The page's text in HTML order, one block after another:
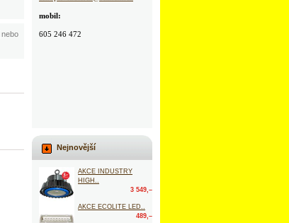
nebo
mobil:
605 246 472
Nejnovější
AKCE INDUSTRY
HIGH..
3 549,–
AKCE ECOLITE LED..
489,–